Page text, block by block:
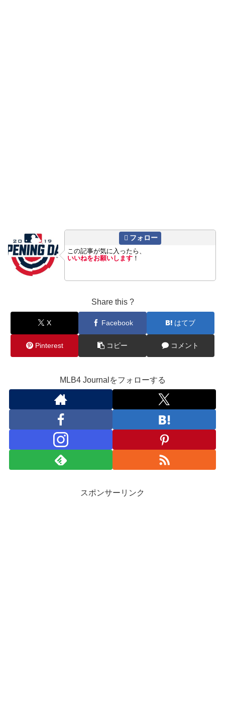
フォロー
この記事が気に入ったら、
いいねをお願いします ！
Share this ?
X Facebook はてブ
Pinterest コピー コメント
MLB4 Journalをフォローする
スポンサーリンク